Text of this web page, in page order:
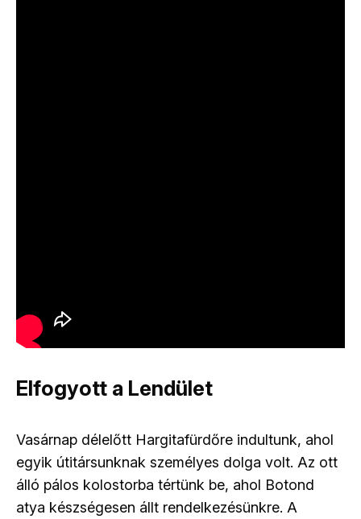
Elfogyott a Lendület
Vasárnap délelőtt Hargitafürdőre indultunk, ahol
egyik útitársunknak személyes dolga volt. Az ott
álló pálos kolostorba tértünk be, ahol Botond
atya készségesen állt rendelkezésünkre. A